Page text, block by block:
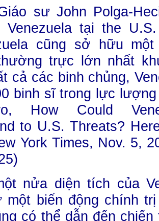
sư John Polga-
Venezuela tại the
cũng sở hữu
trực lớn nhất
cả các binh chủng,
binh sĩ trong lực lượng
How Could
to U.S. Threats?
York Times, Nov. 5,
nửa diện tích của
một biến động chính
có thể dẫn đến